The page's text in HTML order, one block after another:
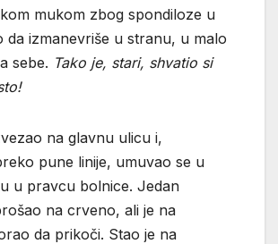
mukom zbog spondiloze u
da izmanevriše u stranu, u malo
sebe. Tako je, stari, shvatio si
na glavnu ulicu i,
pune linije, umuvao se u
u pravcu bolnice. Jedan
na crveno, ali je na
da prikoči. Stao je na